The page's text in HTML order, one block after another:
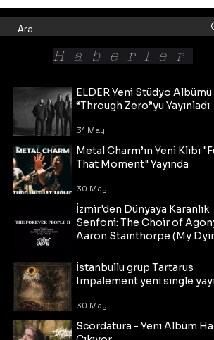
ELDER Yeni Stüdyo Albümü
“Through Zero”yu Yayınladı
31 May
Metal Charm’ın Yeni Klibi
That Moment" Yayında
30 May
İzmir'den Dünyaya Karanlık
Senfoni: The Choir of
Aaron Stainthorpe (My
Tekli!
30 May
İstanbullu grup Tartarus
Impalement yeni single
30 May
Scordatura - Yeni Albüm
Haberler